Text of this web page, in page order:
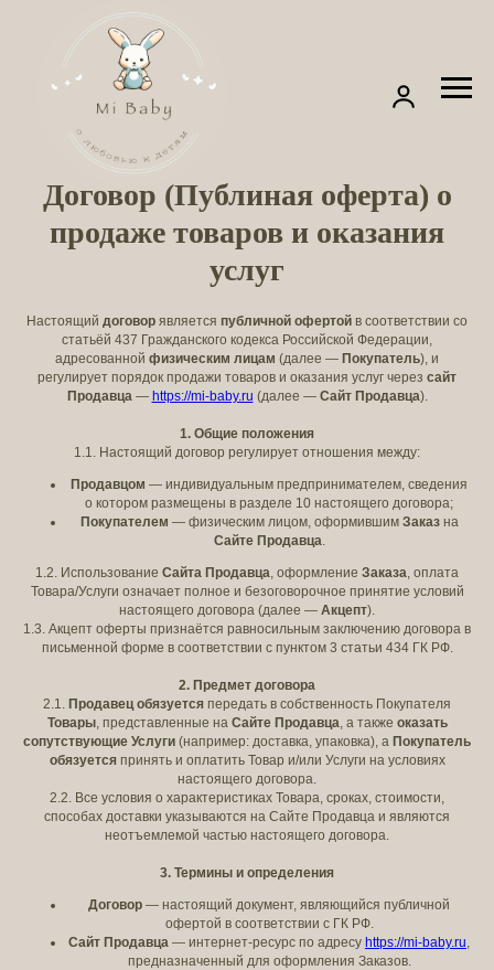
Договор (Публиная оферта) о
продаже товаров и оказания
услуг
Настоящий договор является публичной офертой в соответствии со
статьёй 437 Гражданского кодекса Российской Федерации,
адресованной физическим лицам (далее — Покупатель), и
регулирует порядок продажи товаров и оказания услуг через сайт
Продавца — https://mi-baby.ru (далее — Сайт Продавца).
1. Общие положения
1.1. Настоящий договор регулирует отношения между:
Продавцом — индивидуальным предпринимателем, сведения
о котором размещены в разделе 10 настоящего договора;
Покупателем — физическим лицом, оформившим Заказ на
Сайте Продавца.
1.2. Использование Сайта Продавца, оформление Заказа, оплата
Товара/Услуги означает полное и безоговорочное принятие условий
настоящего договора (далее — Акцепт).
1.3. Акцепт оферты признаётся равносильным заключению договора в
письменной форме в соответствии с пунктом 3 статьи 434 ГК РФ.
2. Предмет договора
2.1. Продавец обязуется передать в собственность Покупателя
Товары, представленные на Сайте Продавца, а также оказать
сопутствующие Услуги (например: доставка, упаковка), а Покупатель
обязуется принять и оплатить Товар и/или Услуги на условиях
настоящего договора.
2.2. Все условия о характеристиках Товара, сроках, стоимости,
способах доставки указываются на Сайте Продавца и являются
неотъемлемой частью настоящего договора.
3. Термины и определения
Договор — настоящий документ, являющийся публичной
офертой в соответствии с ГК РФ.
Сайт Продавца — интернет-ресурс по адресу https://mi-baby.ru,
предназначенный для оформления Заказов.